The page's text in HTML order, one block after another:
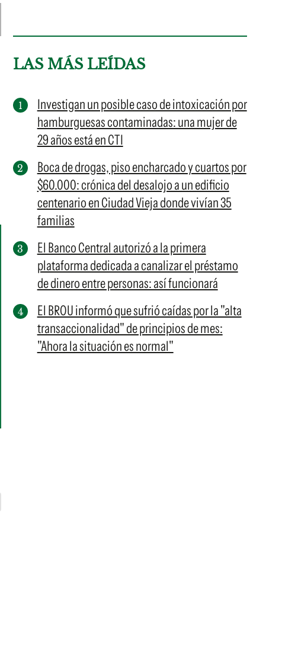
LAS MÁS LEÍDAS
Investigan un posible caso de intoxicación por
hamburguesas contaminadas: una mujer de
29 años está en CTI
Boca de drogas, piso encharcado y cuartos por
$60.000: crónica del desalojo a un edificio
centenario en Ciudad Vieja donde vivían 35
familias
El Banco Central autorizó a la primera
plataforma dedicada a canalizar el préstamo
de dinero entre personas: así funcionará
El BROU informó que sufrió caídas por la "alta
transaccionalidad" de principios de mes:
"Ahora la situación es normal"